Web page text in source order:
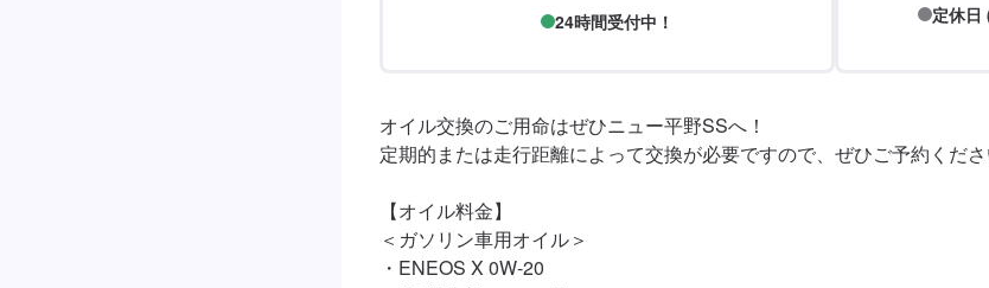
24時間受付中！ 定休日
オイル交換のご用命はぜひニュー平野SSへ！
定期的または走行距離によって交換が必要ですので、ぜひご予約くださ
【オイル料金】
＜ガソリン車用オイル＞
・ENEOS X 0W-20